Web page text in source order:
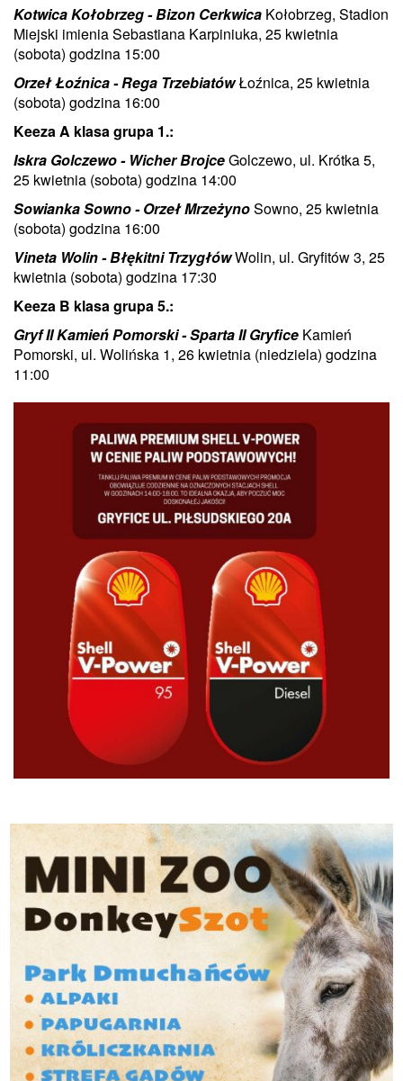
Kotwica Kołobrzeg - Bizon Cerkwica Kołobrzeg, Stadion
Miejski imienia Sebastiana Karpiniuka, 25 kwietnia
(sobota) godzina 15:00
Orzeł Łoźnica - Rega TrzebiatówŁoźnica, 25 kwietnia
(sobota) godzina 16:00
Keeza A klasa grupa 1.:
Iskra Golczewo - Wicher BrojceGolczewo, ul. Krótka 5,
25 kwietnia (sobota) godzina 14:00
Sowianka Sowno - Orzeł MrzeżynoSowno, 25 kwietnia
(sobota) godzina 16:00
Vineta Wolin - Błękitni TrzygłówWolin, ul. Gryfitów 3, 25
kwietnia (sobota) godzina 17:30
Keeza B klasa grupa 5.:
Gryf II Kamień Pomorski - Sparta II Gryfice Kamień
Pomorski, ul. Wolińska 1, 26 kwietnia (niedziela) godzina
11:00